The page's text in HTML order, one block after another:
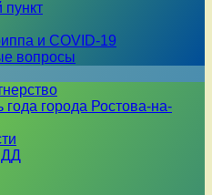
пункт
и COVID-19
вопросы
года города Ростова-на-